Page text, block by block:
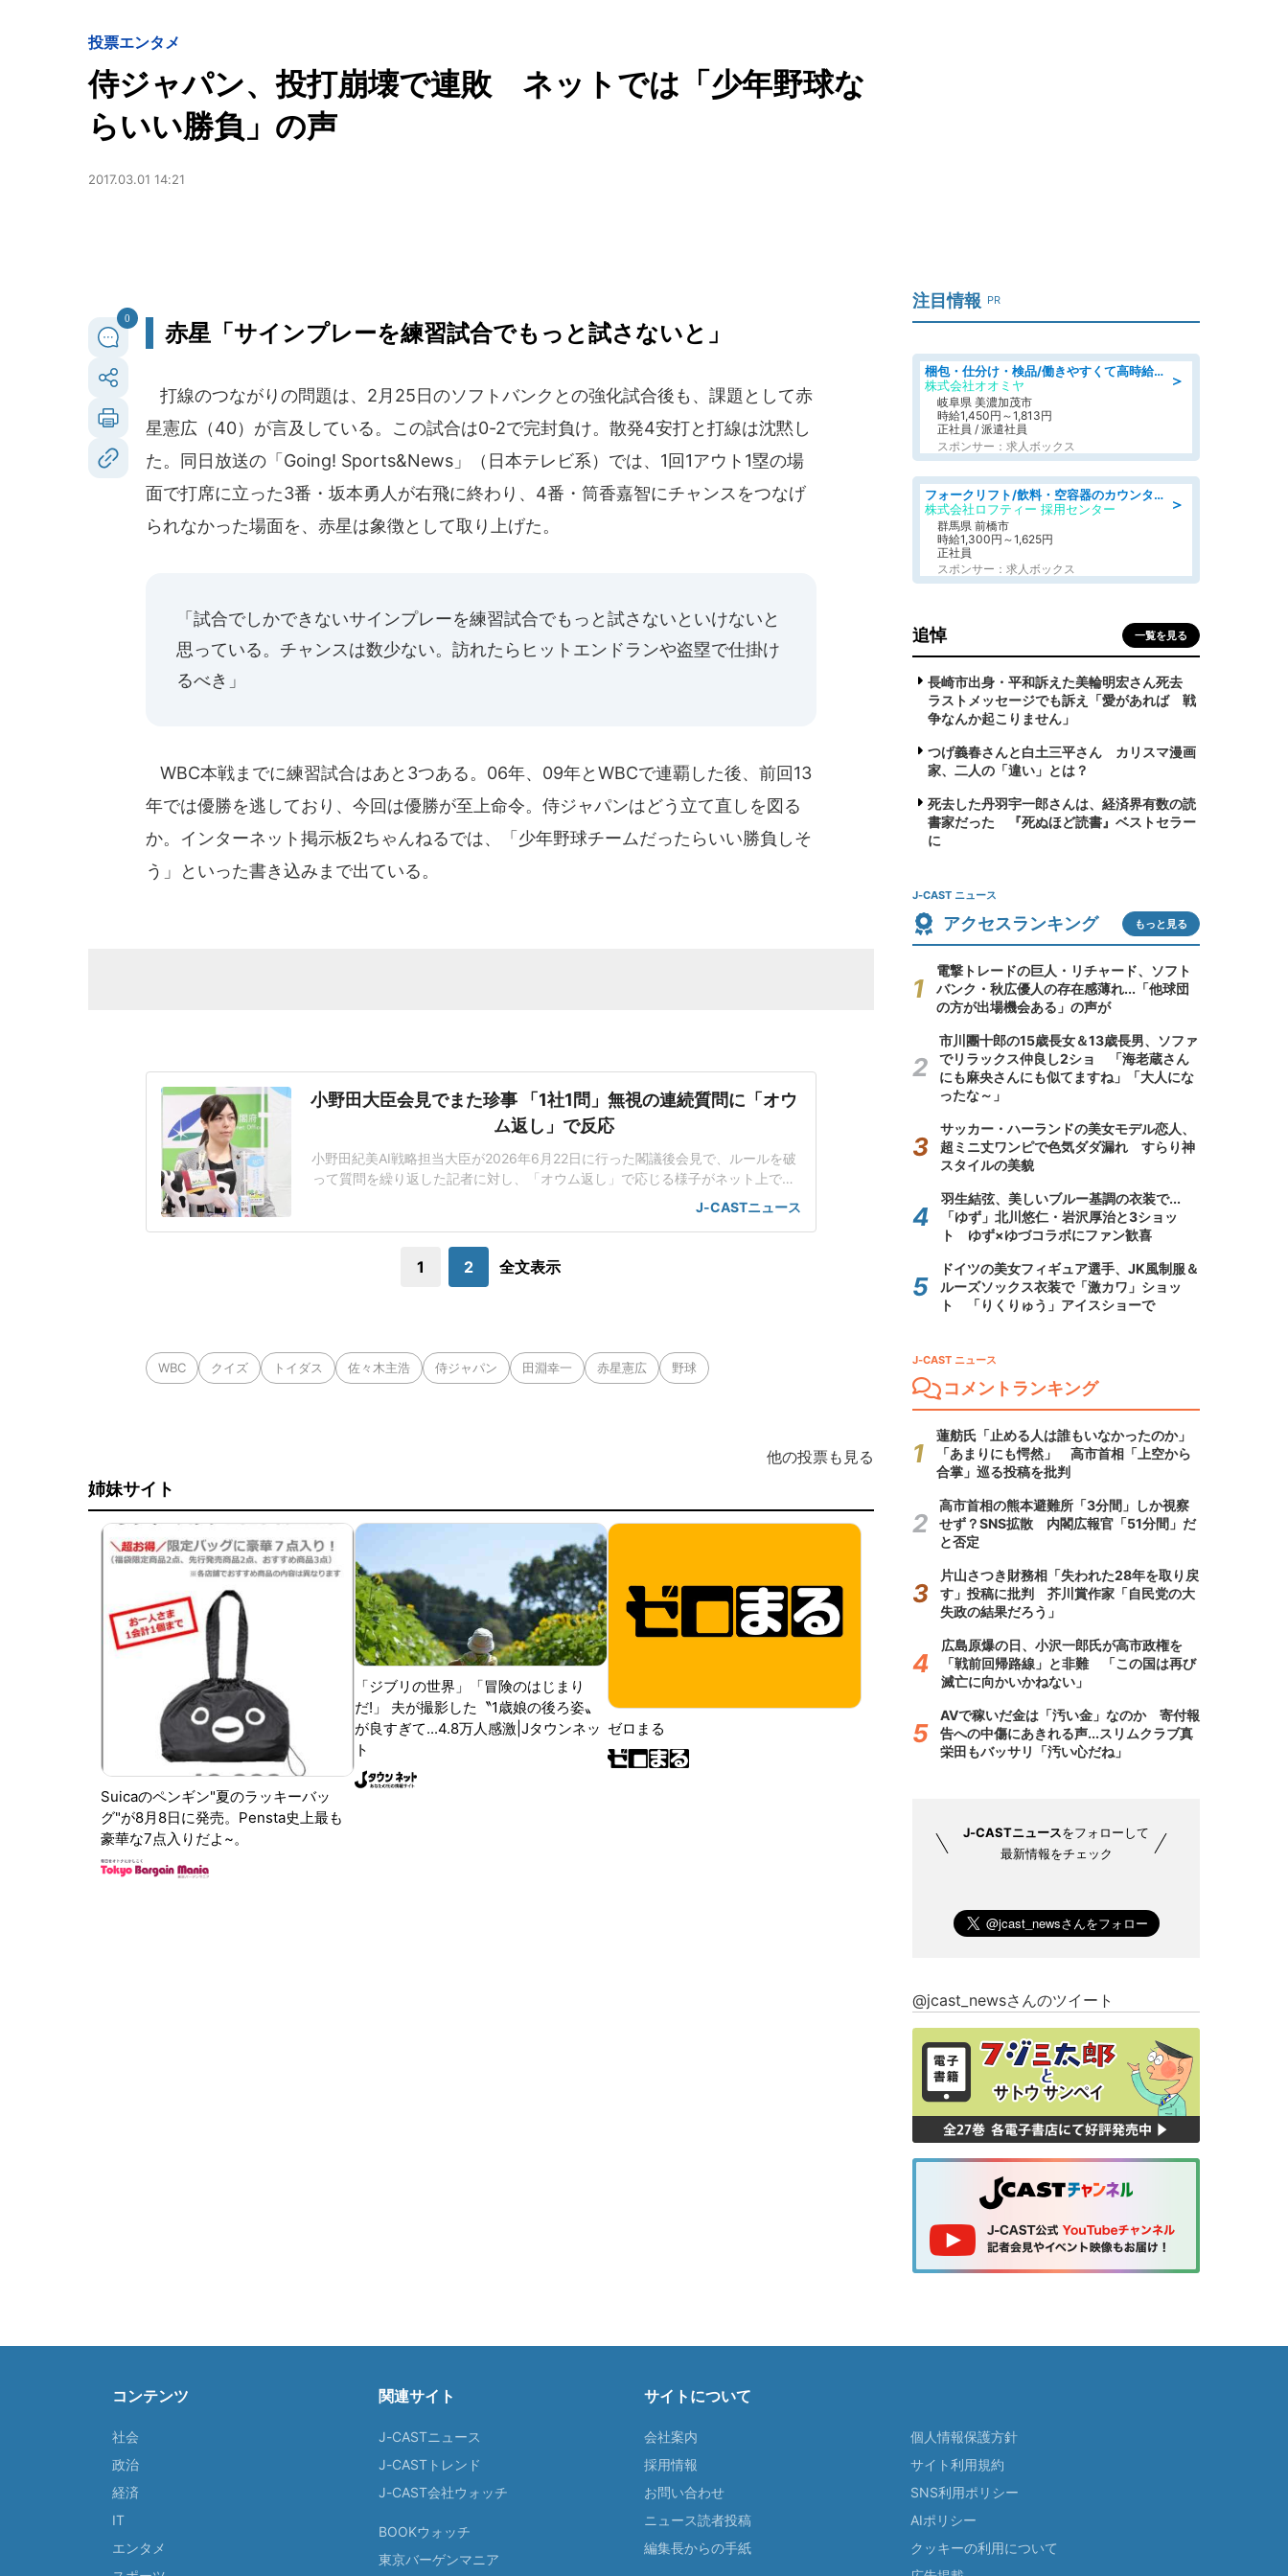
投票エンタメ
侍ジャパン、投打崩壊で連敗 ネットでは「少年野球な
らいい勝負」の声
2017.03.01 14:21
0
赤星「サインプレーを練習試合でもっと試さないと」
打線のつながりの問題は、2月25日のソフトバンクとの強化試合後も、課題として赤
星憲広（40）が言及している。この試合は0-2で完封負け。散発4安打と打線は沈黙し
た。同日放送の「Going! Sports&News」（日本テレビ系）では、1回1アウト1塁の場
面で打席に立った3番・坂本勇人が右飛に終わり、4番・筒香嘉智にチャンスをつなげ
られなかった場面を、赤星は象徴として取り上げた。
「試合でしかできないサインプレーを練習試合でもっと試さないといけないと
思っている。チャンスは数少ない。訪れたらヒットエンドランや盗塁で仕掛け
るべき」
WBC本戦までに練習試合はあと3つある。06年、09年とWBCで連覇した後、前回13
年では優勝を逃しており、今回は優勝が至上命令。侍ジャパンはどう立て直しを図る
か。インターネット掲示板2ちゃんねるでは、「少年野球チームだったらいい勝負しそ
う」といった書き込みまで出ている。
小野田大臣会見でまた珍事 「1社1問」無視の連続質問に「オウ
ム返し」で反応
小野田紀美AI戦略担当大臣が2026年6月22日に行った閣議後会見で、ルールを破
って質問を繰り返した記者に対し、「オウム返し」で応じる様子がネット上で話
題となっている。人工知能基本計画の改定素案めぐり応酬小野田氏は会見で、人
工知能基本計画の改定素案を決定したことを報告した。話題を集めているのは、
日に公開した「新しいスパコ
J-CASTニュース
1 2 全文表示
WBC クイズ トイダス 佐々木主浩 侍ジャパン 田淵幸一 赤星憲広 野球
他の投票も見る
姉妹サイト
Suicaのペンギン"夏のラッキーバッ
グ"が8月8日に発売。Pensta史上最も
豪華な7点入りだよ~。
「ジブリの世界」「冒険のはじまり
だ!」 夫が撮影した〝1歳娘の後ろ姿〟
が良すぎて...4.8万人感激|Jタウンネッ
ト
ゼロまる
注目情報 PR
＞
梱包・仕分け・検品/働きやすくて高時給の仕分け作業長期休暇充実/残業なし
株式会社オオミヤ
岐阜県 美濃加茂市
時給1,450円～1,813円
正社員 / 派遣社員
スポンサー：求人ボックス
＞
フォークリフト/飲料・空容器のカウンターフォーク/駒形駅/車11分
株式会社ロフティー 採用センター
群馬県 前橋市
時給1,300円～1,625円
正社員
スポンサー：求人ボックス
追悼 一覧を見る
長崎市出身・平和訴えた美輪明宏さん死去
ラストメッセージでも訴え「愛があれば 戦
争なんか起こりません」
つげ義春さんと白土三平さん カリスマ漫画
家、二人の「違い」とは？
死去した丹羽宇一郎さんは、経済界有数の読
書家だった 『死ぬほど読書』ベストセラー
に
J-CAST ニュース
アクセスランキング もっと見る
電撃トレードの巨人・リチャード、ソフト
バンク・秋広優人の存在感薄れ...「他球団
の方が出場機会ある」の声が
市川團十郎の15歳長女＆13歳長男、ソファ
でリラックス仲良し2ショ 「海老蔵さん
にも麻央さんにも似てますね」「大人にな
ったな～」
サッカー・ハーランドの美女モデル恋人、
超ミニ丈ワンピで色気ダダ漏れ すらり神
スタイルの美貌
羽生結弦、美しいブルー基調の衣装で...
「ゆず」北川悠仁・岩沢厚治と3ショッ
ト ゆず×ゆづコラボにファン歓喜
ドイツの美女フィギュア選手、JK風制服＆
ルーズソックス衣装で「激カワ」ショッ
ト 「りくりゅう」アイスショーで
J-CAST ニュース
コメントランキング
蓮舫氏「止める人は誰もいなかったのか」
「あまりにも愕然」 高市首相「上空から
合掌」巡る投稿を批判
高市首相の熊本避難所「3分間」しか視察
せず？SNS拡散 内閣広報官「51分間」だ
と否定
片山さつき財務相「失われた28年を取り戻
す」投稿に批判 芥川賞作家「自民党の大
失政の結果だろう」
広島原爆の日、小沢一郎氏が高市政権を
「戦前回帰路線」と非難 「この国は再び
滅亡に向かいかねない」
AVで稼いだ金は「汚い金」なのか 寄付報
告への中傷にあきれる声...スリムクラブ真
栄田もバッサリ「汚い心だね」
J-CASTニュースをフォローして
最新情報をチェック
@jcast_newsさんのツイート
コンテンツ
社会
政治
経済
IT
エンタメ
関連サイト
J-CASTニュース
J-CASTトレンド
J-CAST会社ウォッチ
BOOKウォッチ
東京バーゲンマニア
サイトについて
会社案内
採用情報
お問い合わせ
ニュース読者投稿
編集長からの手紙
個人情報保護方針
サイト利用規約
SNS利用ポリシー
AIポリシー
クッキーの利用について